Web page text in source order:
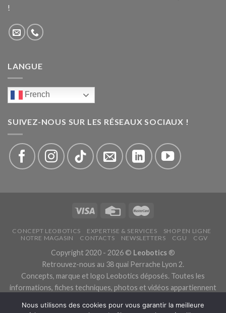
!
LANGUE
French
SUIVEZ-NOUS SUR LES RÉSEAUX SOCIAUX !
CONCEPT LEOBOTICS EXPERTISE & SERVICES
SHOP EN LIGNE
NOTRE MAGASIN
CONTACTS NEWSLETTERS CGU CGV
Copyright 2020 - 2026 © Leobotics ®
Retrouvez-nous au 38 quai Perrache Lyon 2.
Concepts, marque et logo Leobotics déposés. Toutes les
informations, fiches techniques, photos et vidéos appartiennent
Les traductions sont automatiques, veuillez nous excuser pour
Nous utilisons des cookies pour vous garantir la meilleure